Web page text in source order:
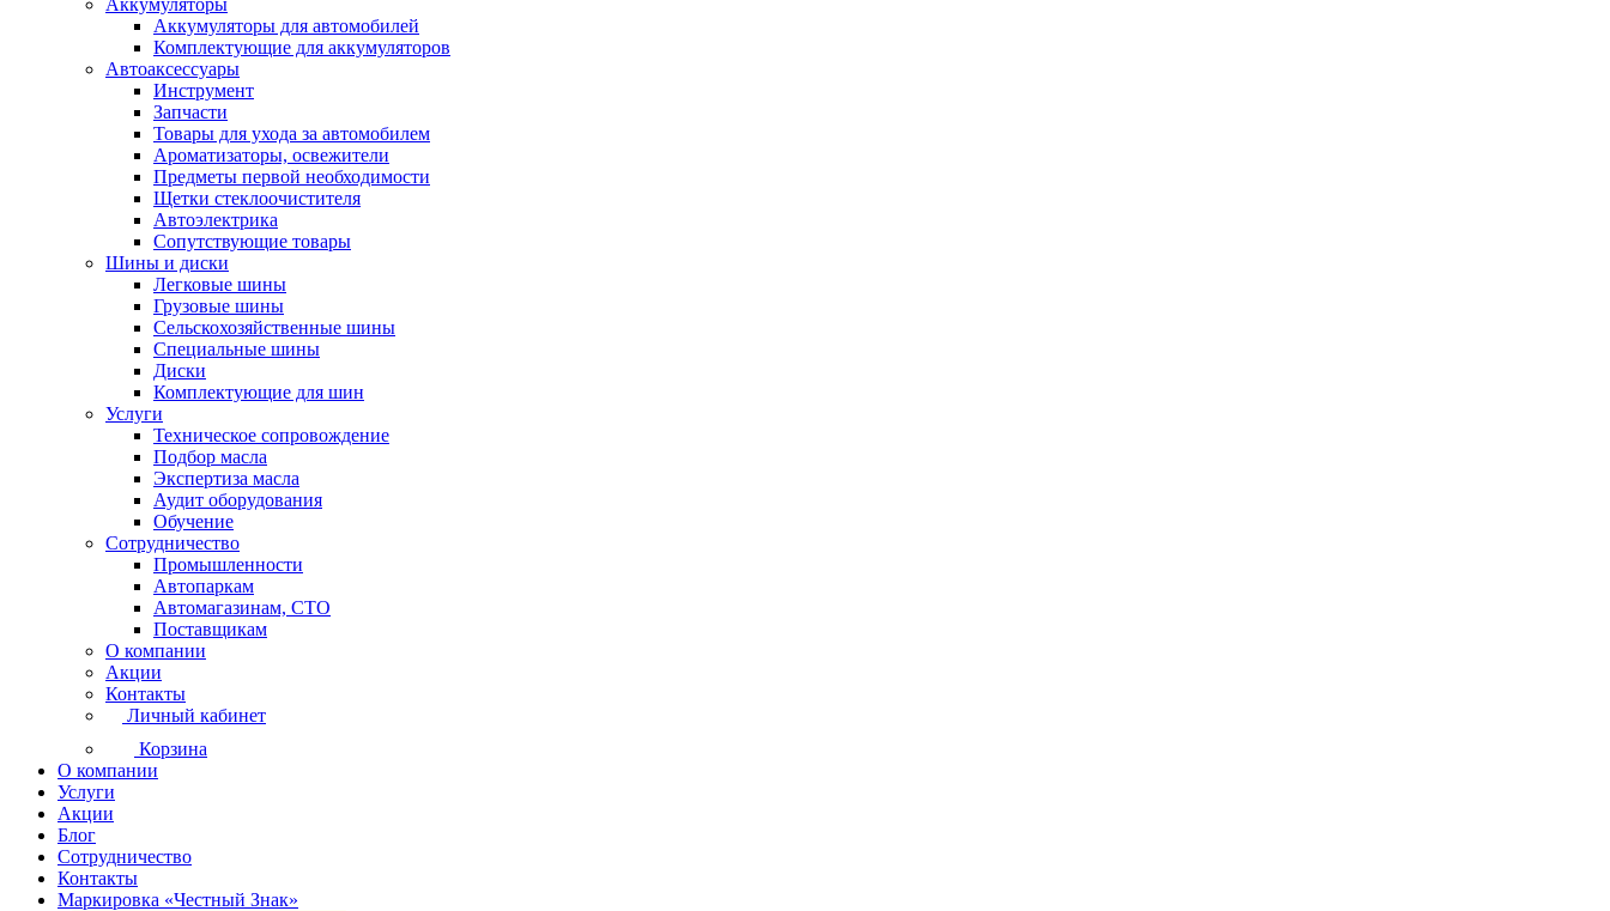
Аккумуляторы
Аккумуляторы для автомобилей
Комплектующие для аккумуляторов
Автоаксессуары
Инструмент
Запчасти
Товары для ухода за автомобилем
Ароматизаторы, освежители
Предметы первой необходимости
Щетки стеклоочистителя
Автоэлектрика
Сопутствующие товары
Шины и диски
Легковые шины
Грузовые шины
Сельскохозяйственные шины
Специальные шины
Диски
Комплектующие для шин
Услуги
Техническое сопровождение
Подбор масла
Экспертиза масла
Аудит оборудования
Обучение
Сотрудничество
Промышленности
Автопаркам
Автомагазинам, СТО
Поставщикам
О компании
Акции
Контакты
Личный кабинет
Корзина
О компании
Услуги
Акции
Блог
Сотрудничество
Контакты
Маркировка «Честный Знак»